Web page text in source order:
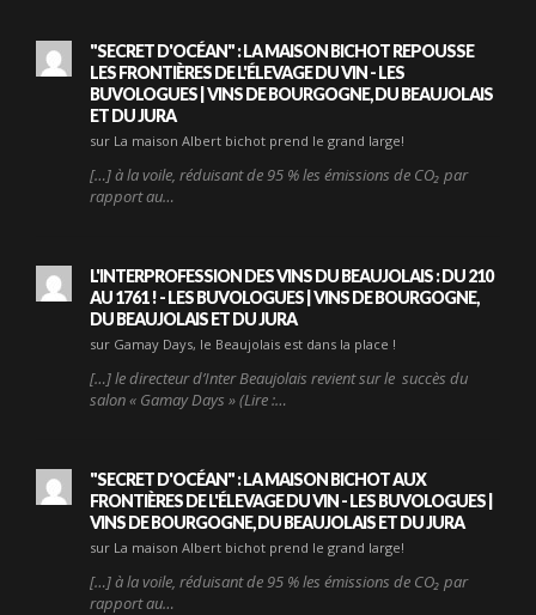
"SECRET D'OCÉAN" : LA MAISON BICHOT REPOUSSE
LES FRONTIÈRES DE L'ÉLEVAGE DU VIN - LES
BUVOLOGUES | VINS DE BOURGOGNE, DU BEAUJOLAIS
ET DU JURA
sur La maison Albert bichot prend le grand large!
[…] à la voile, réduisant de 95 % les émissions de CO₂ par
rapport au…
L'INTERPROFESSION DES VINS DU BEAUJOLAIS : DU 210
AU 1761 ! - LES BUVOLOGUES | VINS DE BOURGOGNE,
DU BEAUJOLAIS ET DU JURA
sur Gamay Days, le Beaujolais est dans la place !
[…] le directeur d’Inter Beaujolais revient sur le succès du
salon « Gamay Days » (Lire :…
"SECRET D'OCÉAN" : LA MAISON BICHOT AUX
FRONTIÈRES DE L'ÉLEVAGE DU VIN - LES BUVOLOGUES |
VINS DE BOURGOGNE, DU BEAUJOLAIS ET DU JURA
sur La maison Albert bichot prend le grand large!
[…] à la voile, réduisant de 95 % les émissions de CO₂ par
rapport au…